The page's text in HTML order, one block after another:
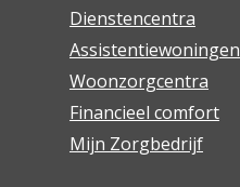
Dienstencentra
Assistentiewoningen
Woonzorgcentra
Financieel comfort
Mijn Zorgbedrijf